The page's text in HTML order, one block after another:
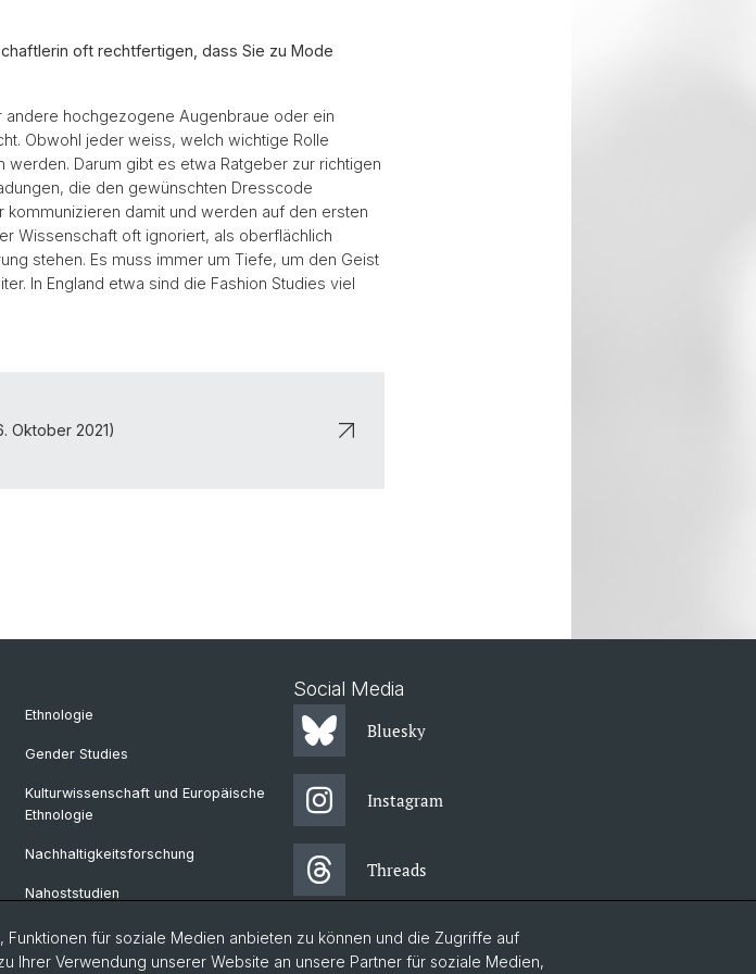
oft rechtfertigen, dass Sie zu Mode
hochgezogene Augenbraue oder ein
Obwohl jeder weiss, welch wichtige Rolle
Darum gibt es etwa Ratgeber zur richtigen
die den gewünschten Dresscode
damit und werden auf den ersten
Wissenschaft oft ignoriert, als oberflächlich
stehen. Es muss immer um Tiefe, um den Geist
In England etwa sind die Fashion Studies viel
Oktober 2021)
Ethnologie
Gender Studies
Kulturwissenschaft und Europäische
Ethnologie
Nachhaltigkeitsforschung
Nahoststudien
Politikwissenschaft
Social Media
Bluesky
Instagram
Threads
Facebook
für soziale Medien anbieten zu können und die Zugriffe auf
Ihrer Verwendung unserer Website an unsere Partner für soziale Medien,